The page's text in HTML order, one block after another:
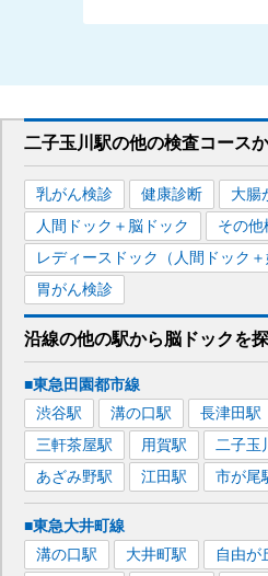
二子玉川駅の他の検査コース
乳がん検診 健康診断 大腸
人間ドック＋脳ドック
その他
レディースドック（人間ドック＋
胃がん検診
沿線の他の駅から脳ドックを
■東急田園都市線
渋谷駅 溝の口駅 長津田駅
三軒茶屋駅 用賀駅 二子玉
あざみ野駅 江田駅 市が尾
■東急大井町線
溝の口駅 大井町駅 自由が